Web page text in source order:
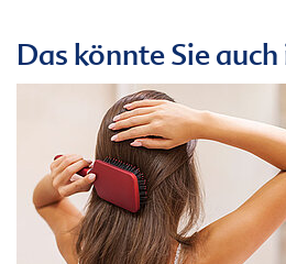
Das könnte Sie